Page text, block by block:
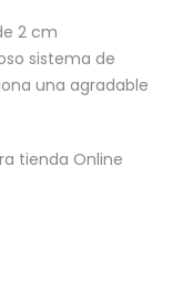
2 cm
sistema de
una agradable
tienda Online